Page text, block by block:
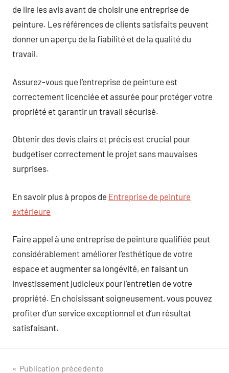
de lire les avis avant de choisir une entreprise de
peinture. Les références de clients satisfaits peuvent
donner un aperçu de la fiabilité et de la qualité du
travail.
Assurez-vous que l’entreprise de peinture est
correctement licenciée et assurée pour protéger votre
propriété et garantir un travail sécurisé.
Obtenir des devis clairs et précis est crucial pour
budgetiser correctement le projet sans mauvaises
surprises.
En savoir plus à propos de Entreprise de peinture
extérieure
Faire appel à une entreprise de peinture qualifiée peut
considérablement améliorer l’esthétique de votre
espace et augmenter sa longévité, en faisant un
investissement judicieux pour l’entretien de votre
propriété. En choisissant soigneusement, vous pouvez
profiter d’un service exceptionnel et d’un résultat
satisfaisant.
Publication précédente